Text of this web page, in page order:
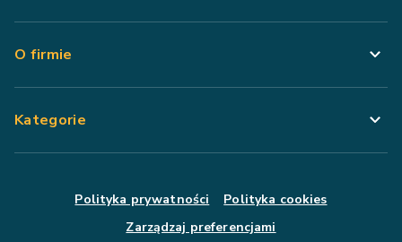
O firmie
Kategorie
Polityka prywatności
Polityka cookies
Zarządzaj preferencjami